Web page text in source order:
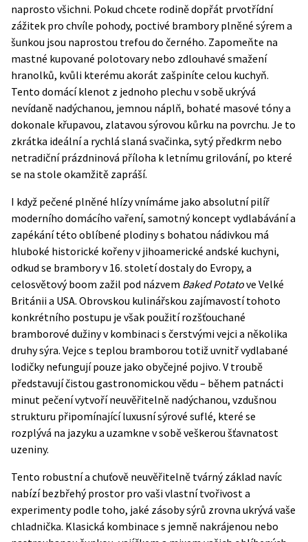
naprosto všichni. Pokud chcete rodině dopřát prvotřídní
zážitek pro chvíle pohody, poctivé brambory plněné sýrem a
šunkou jsou naprostou trefou do černého. Zapomeňte na
mastné kupované polotovary nebo zdlouhavé smažení
hranolků, kvůli kterému akorát zašpiníte celou kuchyň.
Tento domácí klenot z jednoho plechu v sobě ukrývá
nevídaně nadýchanou, jemnou náplň, bohaté masové tóny a
dokonale křupavou, zlatavou sýrovou kůrku na povrchu. Je to
zkrátka ideální a rychlá slaná svačinka, sytý předkrm nebo
netradiční prázdninová příloha k letnímu grilování, po které
se na stole okamžitě zapráší.
I když pečené plněné hlízy vnímáme jako absolutní pilíř
moderního domácího vaření, samotný koncept vydlabávání a
zapékání této oblíbené plodiny s bohatou nádivkou má
hluboké historické kořeny v jihoamerické andské kuchyni,
odkud se brambory v 16. století dostaly do Evropy, a
celosvětový boom zažil pod názvem Baked Potatove Velké
Británii a USA. Obrovskou kulinářskou zajímavostí tohoto
konkrétního postupu je však použití rozšťouchané
bramborové dužiny v kombinaci s čerstvými vejci a několika
druhy sýra. Vejce s teplou bramborou totiž uvnitř vydlabané
lodičky nefungují pouze jako obyčejné pojivo. V troubě
představují čistou gastronomickou vědu – během patnácti
minut pečení vytvoří neuvěřitelně nadýchanou, vzdušnou
strukturu připomínající luxusní sýrové suflé, které se
rozplývá na jazyku a uzamkne v sobě veškerou šťavnatost
uzeniny.
Tento robustní a chuťově neuvěřitelně tvárný základ navíc
nabízí bezbřehý prostor pro vaši vlastní tvořivost a
experimenty podle toho, jaké zásoby sýrů zrovna ukrývá vaše
chladnička. Klasická kombinace s jemně nakrájenou nebo